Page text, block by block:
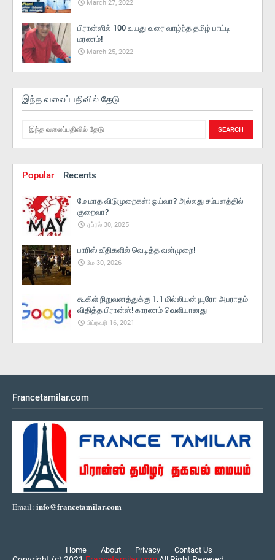
March 27, 2022
பிரான்ஸில் 100 வயது வரை வாழ்ந்த தமிழ் பாட்டி
மரணம்!
March 25, 2022
இந்த வலைப்பதிவில் தேடு
Popular Recents
மே மாத விடுமுறைகள்: ஓய்வா? அல்லது சம்பளத்தில்
குறைவா?
ஏப்ரல் 30, 2025
பாரிஸ் வீதிகளில் வெடித்த வன்முறை!
மே 30, 2026
கூகிள் நிறுவனத்துக்கு 1.1 மில்லியன் யூரோ அபராதம்
விதித்த பிரான்ஸ்! காரணம் வெளியானது
பிப்ரவரி 16, 2021
Francetamilar.com
Email: info@francetamilar.com
Home About Privacy Contact Us